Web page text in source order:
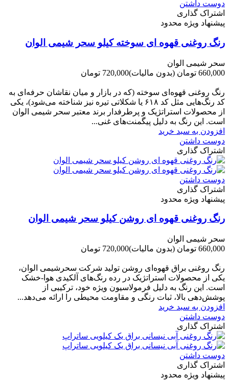
دوست داشتن
اشتراک گذاری
پیشنهاد ویژه محدود
رنگ روغنی قهوه ای سوخته کیلو سحر شیمی الوان
سحر شیمی الوان
660,000 تومان
(بدون مالیات)720,000 تومان
رنگ روغنی قهوه‌ای سوخته (که در بازار و میان نقاشان حرفه‌ای به
کد رنگ‌هایی مثل کد ۶۱۸ یا شکلاتی تیره نیز شناخته می‌شود)، یکی
از محصولات استراتژیک و پرطرفدار برند معتبر سحر شیمی الوان
است. این رنگ به دلیل پیگمنت‌های غنی...
افزودن به سبد خرید
دوست داشتن
اشتراک گذاری
دوست داشتن
اشتراک گذاری
پیشنهاد ویژه محدود
رنگ روغنی قهوه ای روشن کیلو سحر شیمی الوان
سحر شیمی الوان
660,000 تومان
(بدون مالیات)720,000 تومان
رنگ روغنی براق قهوه‌ای روشن تولید شرکت سحرشیمی الوان،
یکی از محصولات استراتژیک در رده رنگ‌های آلکیدی هوا-خشک
است. این رنگ به دلیل فرمولاسیون ویژه خود، ترکیبی از
پوشش‌دهی بالا، ثبات رنگی و مقاومت محیطی را ارائه می‌دهد...
افزودن به سبد خرید
دوست داشتن
اشتراک گذاری
دوست داشتن
اشتراک گذاری
پیشنهاد ویژه محدود